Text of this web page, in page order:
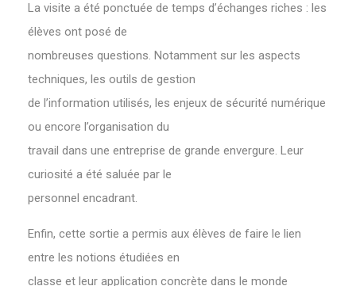
La visite a été ponctuée de temps d’échanges riches : les
élèves ont posé de
nombreuses questions. Notamment sur les aspects
techniques, les outils de gestion
de l’information utilisés, les enjeux de sécurité numérique
ou encore l’organisation du
travail dans une entreprise de grande envergure. Leur
curiosité a été saluée par le
personnel encadrant.
Enfin, cette sortie a permis aux élèves de faire le lien
entre les notions étudiées en
classe et leur application concrète dans le monde